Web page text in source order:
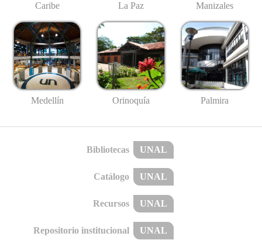
Caribe La Paz Manizales
Medellín Orinoquía Palmira
Bibliotecas UNAL
Catálogo UNAL
Recursos UNAL
Repositorio institucional UNAL